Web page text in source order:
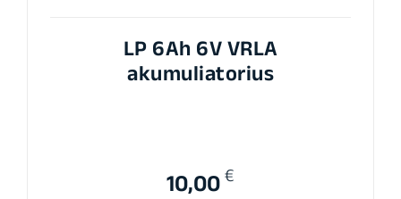
LP 6Ah 6V VRLA
akumuliatorius
10,00 €